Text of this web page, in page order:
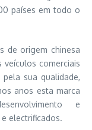
países em todo o
de origem chinesa
comerciais
sua qualidade,
anos esta marca
e
electrificados.